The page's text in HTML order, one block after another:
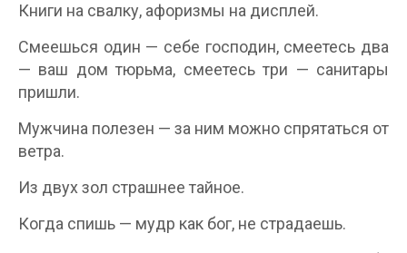
Книги на свалку, афоризмы на дисплей.
Смеешься один — себе господин, смеетесь два
— ваш дом тюрьма, смеетесь три — санитары
пришли.
Мужчина полезен — за ним можно спрятаться от
ветра.
Из двух зол страшнее тайное.
Когда спишь — мудр как бог, не страдаешь.